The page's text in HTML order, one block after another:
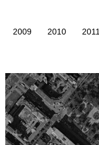
2009 2010 2011